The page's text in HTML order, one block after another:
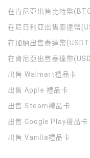
在肯尼亞出售比特幣
在尼日利亞出售泰達幣
在加納出售泰達幣
在肯尼亞出售泰達幣
出售 Walmart禮品卡
出售 Apple 禮品卡
出售 Steam禮品卡
出售 Google Play禮品卡
出售 Vanilla禮品卡